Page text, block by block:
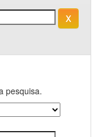
pesquisa.